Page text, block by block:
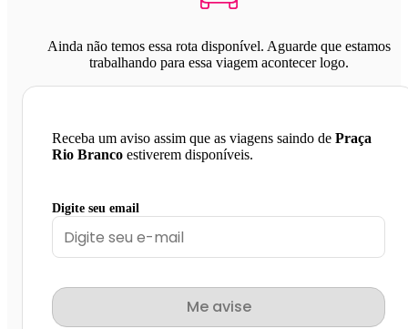
Ainda não temos essa rota disponível. Aguarde que estamos
trabalhando para essa viagem acontecer logo.
Receba um aviso assim que as viagens saindo de Praça
Rio Branco estiverem disponíveis.
Digite seu email
Me avise